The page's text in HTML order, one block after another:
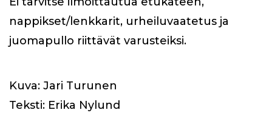
nappikset/lenkkarit, urheiluvaatetus ja
juomapullo riittävät varusteiksi.
Kuva: Jari Turunen
Teksti: Erika Nylund